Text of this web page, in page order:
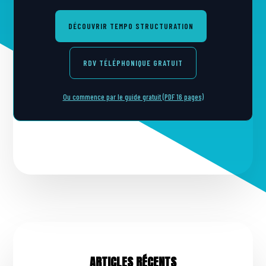
DÉCOUVRIR TEMPO STRUCTURATION
RDV TÉLÉPHONIQUE GRATUIT
Ou commence par le guide gratuit (PDF 16 pages)
ARTICLES RÉCENTS